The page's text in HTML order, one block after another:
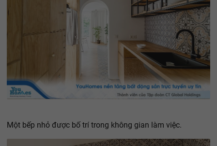
Một bếp nhỏ được bố trí trong không gian làm việc.